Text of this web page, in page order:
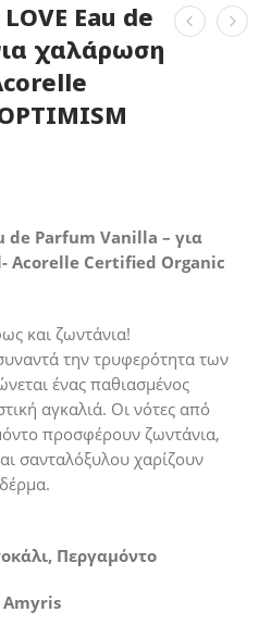
Eau de
χαλάρωση
de Parfum Vanilla – για
Acorelle Certified Organic
και ζωντάνια!
την τρυφερότητα των
ένας παθιασμένος
αγκαλιά. Οι νότες από
προσφέρουν ζωντάνια,
σανταλόξυλου χαρίζουν
Περγαμόντο
Amyris